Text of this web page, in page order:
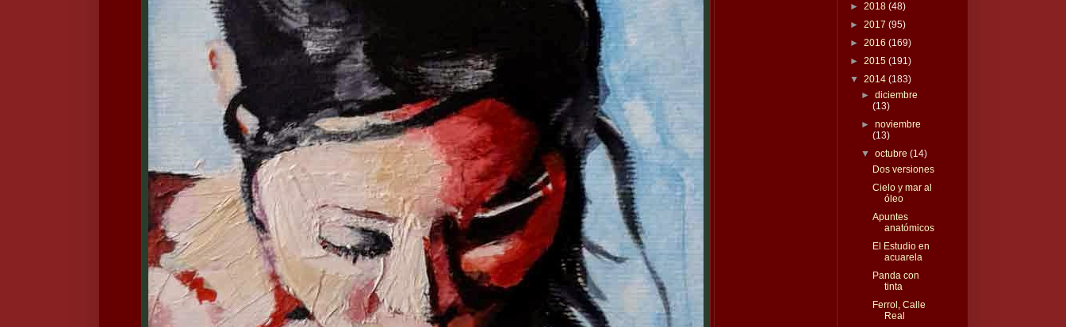
► 2018 (48)
► 2017 (95)
► 2016 (169)
► 2015 (191)
▼ 2014 (183)
► diciembre
(13)
► noviembre
(13)
▼ octubre (14)
Dos versiones
Cielo y mar al
óleo
Apuntes
anatómicos
El Estudio en
acuarela
Panda con
tinta
Ferrol, Calle
Real